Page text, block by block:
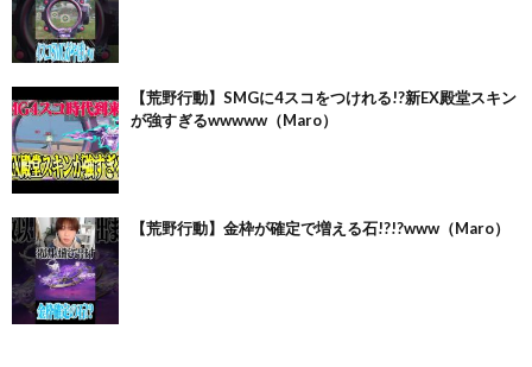
【荒野行動】SMGに4スコをつけれる!?新EX殿堂スキン
が強すぎるwwwww（Maro）
【荒野行動】金枠が確定で増える石!?!?www（Maro）